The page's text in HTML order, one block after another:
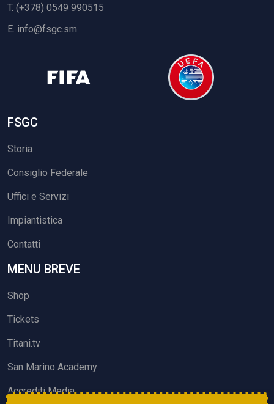
T. (+378) 0549 990515
E. info@fsgc.sm
FSGC
Storia
Consiglio Federale
Uffici e Servizi
Impiantistica
Contatti
MENU BREVE
Shop
Tickets
Titani.tv
San Marino Academy
Accrediti Media